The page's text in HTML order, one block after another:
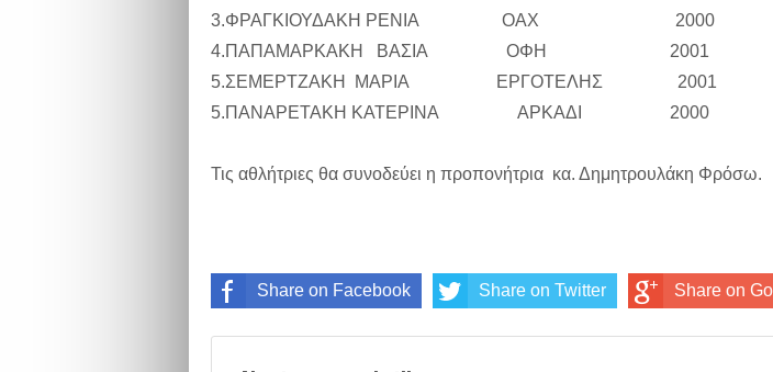
3.ΦΡΑΓΚΙΟΥΔΑΚΗ ΡΕΝΙΑ ΟΑΧ 2000
4.ΠΑΠΑΜΑΡΚΑΚΗ ΒΑΣΙΑ ΟΦΗ 2001
5.ΣΕΜΕΡΤΖΑΚΗ ΜΑΡΙΑ ΕΡΓΟΤΕΛΗΣ 2001
5.ΠΑΝΑΡΕΤΑΚΗ ΚΑΤΕΡΙΝΑ ΑΡΚΑΔΙ 2000
Τις αθλήτριες θα συνοδεύει η προπονήτρια κα. Δημητρουλάκη Φρόσω.
Share on Facebook Share on Twitter Share on